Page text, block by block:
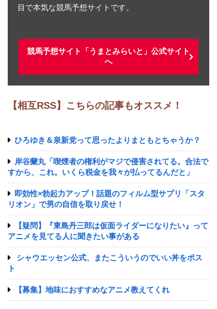
目で本気な競馬予想サイトです。
競馬予想サイト「うまとみらいと」公式サイト
へ
【相互RSS】こちらの記事もオススメ！
ひろゆき＆泉新党って思ったよりまともとちゃうか？
岸谷蘭丸「喫煙者の権利がマジで侵害されてる。合法で
すから、これ。いくら税金を我々が払ってるんだと」
即効性×勃起力アップ！話題のフィルム型サプリ「スタ
リオン」で男の自信を取り戻せ！
【疑問】『東島丹三郎は仮面ライダーになりたい』って
アニメを見てる人に聞きたい事がある
シャウエッセン公式、またこういうのでいい丼をポス
ト
【募集】地味におすすめなアニメ教えてくれ